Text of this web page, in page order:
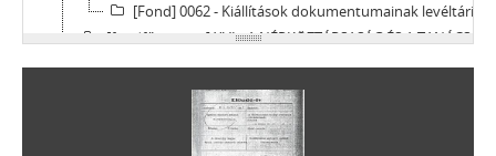
[Fond] 0062 - Kiállítások dokumentumainak levéltári gyűjteménye, 1833–2018
[fondfőcsoport] XVI - A NÉPKÖZTÁRSASÁG ÉS A TANÁCSKÖZTÁRSASÁG FORRADALMI SZERVEI, 1919
[fondfőcsoport] XVII - NÉPHATALMI ÉS KÜLÖNLEGES FELADATOKRA LÉTREJÖTT BIZOTTSÁGOK, 1945–1990
[fondfőcsoport] XXIII - TANÁCSOK, 1945–1990
[fondfőcsoport] XXIV - AZ ÁLLAMIGAZGATÁS TERÜLETI SZERVEI, 1952–1991
[fondfőcsoport] XXIX - GAZDASÁGI SZERVEK, 1946–2010